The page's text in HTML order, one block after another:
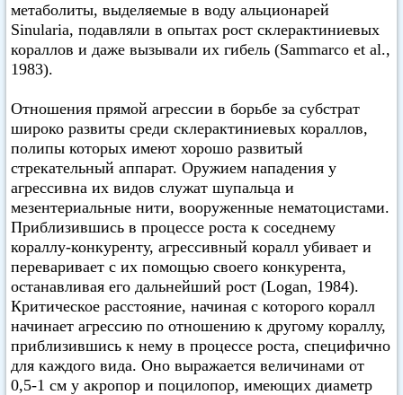
метаболиты, выделяемые в воду альционарей
Sinularia, подавляли в опытах рост склерактиниевых
кораллов и даже вызывали их гибель (Sammarco et al.,
1983).
Отношения прямой агрессии в борьбе за субстрат
широко развиты среди склерактиниевых кораллов,
полипы которых имеют хорошо развитый
стрекательный аппарат. Оружием нападения у
агрессивна их видов служат шупальца и
мезентериальные нити, вооруженные нематоцистами.
Приблизившись в процессе роста к соседнему
кораллу-конкуренту, агрессивный коралл убивает и
переваривает с их помощью своего конкурента,
останавливая его дальнейший рост (Logan, 1984).
Критическое расстояние, начиная с которого коралл
начинает агрессию по отношению к другому кораллу,
приблизившись к нему в процессе роста, специфично
для каждого вида. Оно выражается величинами от
0,5-1 см у акропор и поцилопор, имеющих диаметр